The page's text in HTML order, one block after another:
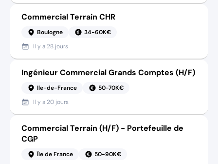
Commercial Terrain CHR
Boulogne
34-60K€
Il y a 28 jours
Ingénieur Commercial Grands Comptes (H/F)
Ile-de-France
50-70K€
Il y a 20 jours
Commercial Terrain (H/F) - Portefeuille de
CGP
Île de France
50-90K€